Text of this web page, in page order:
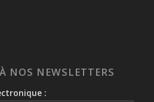
NOS NEWSLETTERS
: